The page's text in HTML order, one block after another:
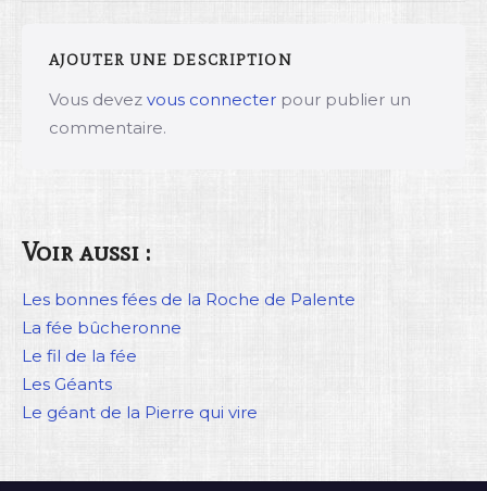
AJOUTER UNE DESCRIPTION
Vous devez vous connecter pour publier un
commentaire.
Voir aussi :
Les bonnes fées de la Roche de Palente
La fée bûcheronne
Le fil de la fée
Les Géants
Le géant de la Pierre qui vire